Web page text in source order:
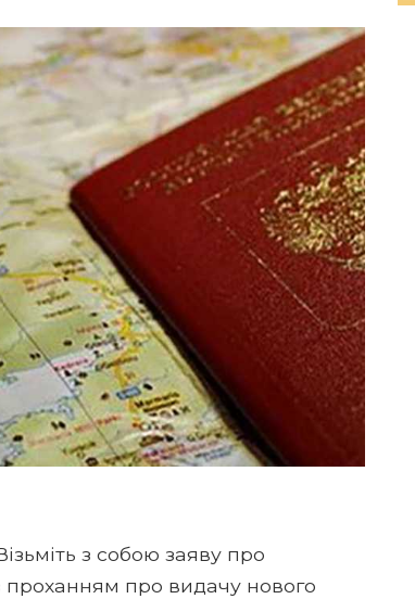
з собою заяву про
проханням про видачу нового